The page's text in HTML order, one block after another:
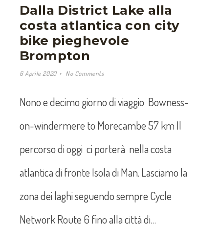
Dalla District Lake alla
costa atlantica con city
bike pieghevole
Brompton
6 Aprile 2020 No Comments
Nono e decimo giorno di viaggio Bowness-
on-windermere to Morecambe 57 km Il
percorso di oggi ci porterà nella costa
atlantica di fronte Isola di Man. Lasciamo la
zona dei laghi seguendo sempre Cycle
Network Route 6 fino alla città di…